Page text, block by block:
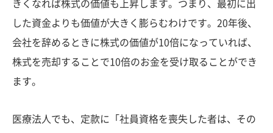
きくなれば株式の価値も上昇します。つまり、最初に出
した資金よりも価値が大きく膨らむわけです。20年後、
会社を辞めるときに株式の価値が10倍になっていれば、
株式を売却することで10倍のお金を受け取ることができ
ます。
医療法人でも、定款に「社員資格を喪失した者は、その